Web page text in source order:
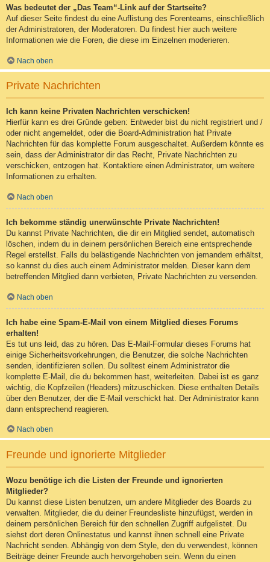
Was bedeutet der „Das Team“-Link auf der Startseite?
Auf dieser Seite findest du eine Auflistung des Forenteams, einschließlich
der Administratoren, der Moderatoren. Du findest hier auch weitere
Informationen wie die Foren, die diese im Einzelnen moderieren.
Nach oben
Private Nachrichten
Ich kann keine Privaten Nachrichten verschicken!
Hierfür kann es drei Gründe geben: Entweder bist du nicht registriert und /
oder nicht angemeldet, oder die Board-Administration hat Private
Nachrichten für das komplette Forum ausgeschaltet. Außerdem könnte es
sein, dass der Administrator dir das Recht, Private Nachrichten zu
verschicken, entzogen hat. Kontaktiere einen Administrator, um weitere
Informationen zu erhalten.
Nach oben
Ich bekomme ständig unerwünschte Private Nachrichten!
Du kannst Private Nachrichten, die dir ein Mitglied sendet, automatisch
löschen, indem du in deinem persönlichen Bereich eine entsprechende
Regel erstellst. Falls du belästigende Nachrichten von jemandem erhältst,
so kannst du dies auch einem Administrator melden. Dieser kann dem
betreffenden Mitglied dann verbieten, Private Nachrichten zu versenden.
Nach oben
Ich habe eine Spam-E-Mail von einem Mitglied dieses Forums
erhalten!
Es tut uns leid, das zu hören. Das E-Mail-Formular dieses Forums hat
einige Sicherheitsvorkehrungen, die Benutzer, die solche Nachrichten
senden, identifizieren sollen. Du solltest einem Administrator die
komplette E-Mail, die du bekommen hast, weiterleiten. Dabei ist es ganz
wichtig, die Kopfzeilen (Headers) mitzuschicken. Diese enthalten Details
über den Benutzer, der die E-Mail verschickt hat. Der Administrator kann
dann entsprechend reagieren.
Nach oben
Freunde und ignorierte Mitglieder
Wozu benötige ich die Listen der Freunde und ignorierten
Mitglieder?
Du kannst diese Listen benutzen, um andere Mitglieder des Boards zu
verwalten. Mitglieder, die du deiner Freundesliste hinzufügst, werden in
deinem persönlichen Bereich für den schnellen Zugriff aufgelistet. Du
siehst dort deren Onlinestatus und kannst ihnen schnell eine Private
Nachricht senden. Abhängig von dem Style, den du verwendest, können
Beiträge deiner Freunde auch hervorgehoben sein. Wenn du einen